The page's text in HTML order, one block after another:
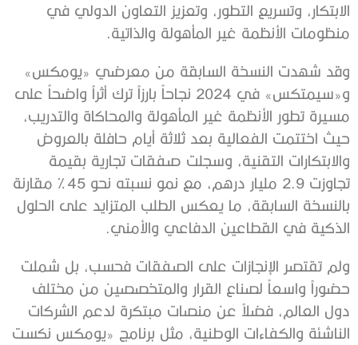
الابتكار، وتسريع التطور، وتعزيز التعاون الدولي في
منظومات الأنظمة غير المأهولة والذاتية.
وقد شهدت النسخة السابقة من معرضي «يومكس»
و«سيمتكس» في 2024 نجاحاً بارزاً ترك أثراً واضحاً على
مسيرة تطور الأنظمة غير المأهولة والمحاكاة والتدريب،
حيث اختتمت الفعالية بعد ثلاثة أيام حافلة بالعروض
والابتكارات التقنية، وسجلت صفقات تجارية بقيمة
تجاوزت 2.9 مليار درهم، مع نمو نسبته نحو 45 % مقارنة
بالنسخة السابقة، ما يعكس الطلب المتزايد على الحلول
الذكية في القطاعين الدفاعي والأمني.
ولم تقتصر الإنجازات على الصفقات فحسب، بل شملت
حضوراً واسعاً لصناع القرار والمتخصصين من مختلف
دول العالم، فضلاً عن منصات مبتكرة لدعم الشركات
الناشئة والكفاءات الوطنية، مثل برنامج «يومكس نكست